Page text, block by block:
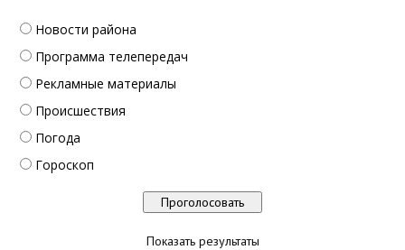
Новости района
Программа телепередач
Рекламные материалы
Происшествия
Погода
Гороскоп
Показать результаты